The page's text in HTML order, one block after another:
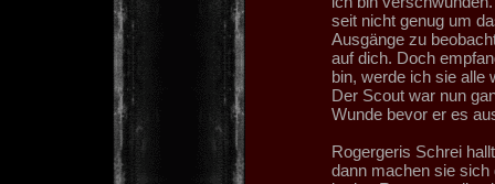
seit nicht genug um
Ausgänge zu
auf dich. Doch
bin, werde ich sie alle
Der Scout war nun
Wunde bevor er es
Rogergeris Schrei
dann machen sie sich